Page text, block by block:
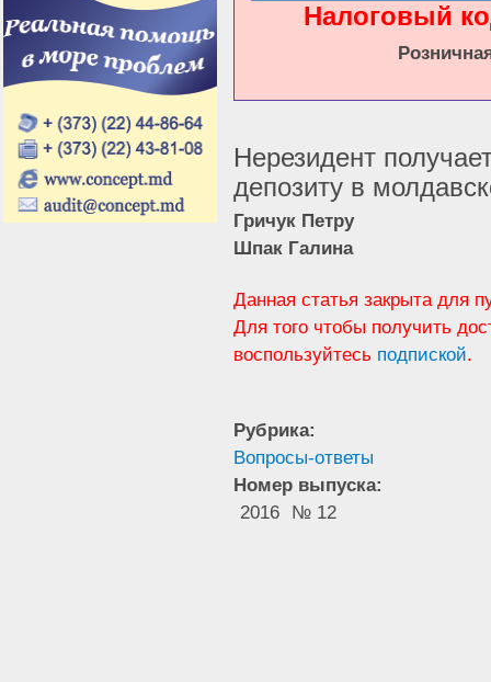
Налоговый
Нерезидент
депозиту в
Гричук Петру
Шпак Галина
Данная статья закрыта для
Для того чтобы получить
воспользуйтесь подпиской.
Рубрика:
Вопросы-ответы
Номер выпуска:
2016 № 12